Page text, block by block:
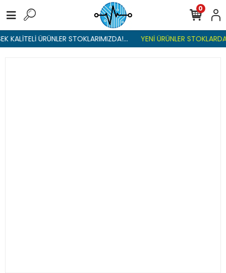
ÜRÜNLER STOKLARIMIZDA!... YENİ ÜRÜNLER
0